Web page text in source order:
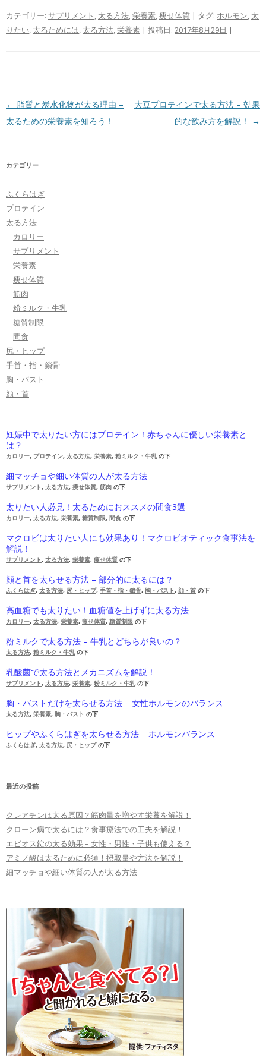
カテゴリー: サプリメント , 太る方法,栄養素,痩せ体質 | タグ: ホルモン, 太
りたい, 太るためには, 太る方法,栄養素 | 投稿日: 2017年8月29日 |
投稿ナビゲーション
← 脂質と炭水化物が太る理由 –
太るための栄養素を知ろう！
大豆プロテインで太る方法 – 効果
的な飲み方を解説！
→
カテゴリー
ふくらはぎ
プロテイン
太る方法
カロリー
サプリメント
栄養素
痩せ体質
筋肉
粉ミルク・牛乳
糖質制限
間食
尻・ヒップ
手首・指・鎖骨
胸・バスト
顔・首
妊娠中で太りたい方にはプロテイン！赤ちゃんに優しい栄養素と
は？
カロリー, プロテイン, 太る方法, 栄養素, 粉ミルク・牛乳の下
細マッチョや細い体質の人が太る方法
サプリメント, 太る方法, 痩せ体質, 筋肉 の下
太りたい人必見！太るためにおススメの間食3選
カロリー, 太る方法, 栄養素, 糖質制限, 間食 の下
マクロビは太りたい人にも効果あり！マクロビオティック食事法を
解説！
サプリメント, 太る方法, 栄養素, 痩せ体質 の下
顔と首を太らせる方法 – 部分的に太るには？
ふくらはぎ, 太る方法, 尻・ヒップ, 手首・指・鎖骨, 胸・バスト, 顔・首 の下
高血糖でも太りたい！血糖値を上げずに太る方法
カロリー, 太る方法, 栄養素, 痩せ体質, 糖質制限 の下
粉ミルクで太る方法 – 牛乳とどちらが良いの？
太る方法, 粉ミルク・牛乳の下
乳酸菌で太る方法とメカニズムを解説！
サプリメント, 太る方法, 栄養素, 粉ミルク・牛乳の下
胸・バストだけを太らせる方法 – 女性ホルモンのバランス
太る方法, 栄養素, 胸・バスト の下
ヒップやふくらはぎを太らせる方法 – ホルモンバランス
ふくらはぎ, 太る方法, 尻・ヒップの下
最近の投稿
クレアチンは太る原因？筋肉量を増やす栄養を解説！
クローン病で太るには？食事療法での工夫を解説！
エビオス錠の太る効果 – 女性・男性・子供も使える？
アミノ酸は太るために必須！摂取量や方法を解説！
細マッチョや細い体質の人が太る方法